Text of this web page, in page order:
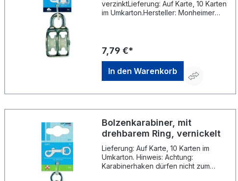
verzinktLieferung: Auf Karte, 10 Karten
im Umkarton.Hersteller: Monheimer
7,79 €*
In den Warenkorb
Bolzenkarabiner, mit
drehbarem Ring, vernickelt
Lieferung: Auf Karte, 10 Karten im
Umkarton. Hinweis: Achtung:
Karabinerhaken dürfen nicht zum